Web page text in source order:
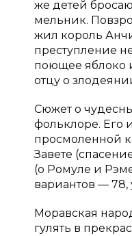
же детей
мельник.
жил король
преступление
поющее яблоко
отцу о
Сюжет о
фольклоре. Его
просмоленной
Завете
(о Ромуле и
вариантов — 78,
Моравская
гулять в